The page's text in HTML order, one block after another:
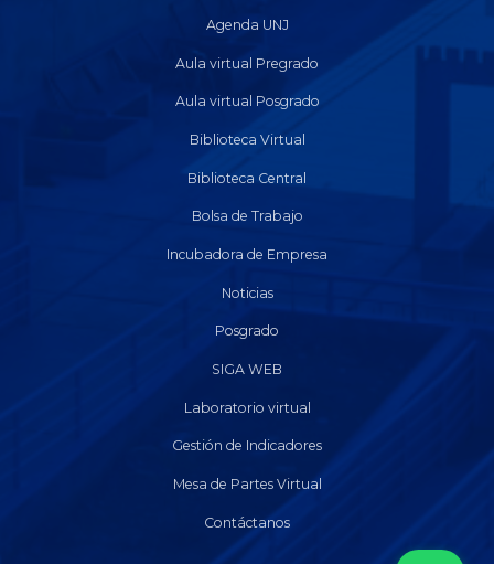
Agenda UNJ
Aula virtual Pregrado
Aula virtual Posgrado
Biblioteca Virtual
Biblioteca Central
Bolsa de Trabajo
Incubadora de Empresa
Noticias
Posgrado
SIGA WEB
Laboratorio virtual
Gestión de Indicadores
Mesa de Partes Virtual
Contáctanos